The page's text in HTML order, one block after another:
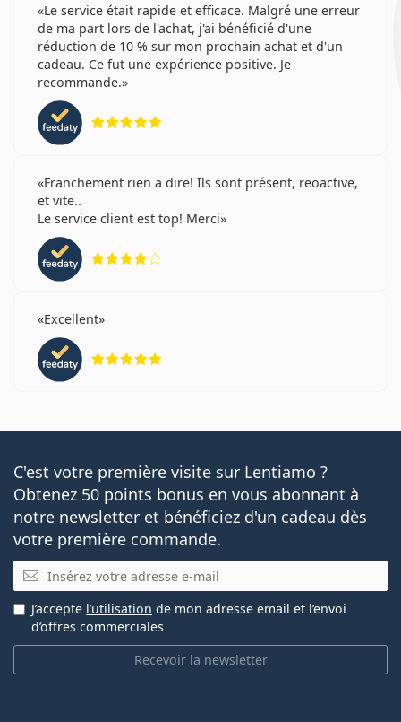
Le service était rapide et efficace. Malgré une erreur
de ma part lors de l'achat, j'ai bénéficié d'une
réduction de 10 % sur mon prochain achat et d'un
cadeau. Ce fut une expérience positive. Je
recommande.
Franchement rien a dire! Ils sont présent, reoactive,
et vite..
Le service client est top! Merci
Excellent
C'est votre première visite sur Lentiamo ?
Obtenez 50 points bonus en vous abonnant à
notre newsletter et bénéficiez d'un cadeau dès
votre première commande.
E-mail
Recevoir la newsletter
J’accepte l’utilisation de mon adresse email et l’envoi
d’offres commerciales